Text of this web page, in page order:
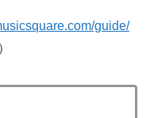
guide/